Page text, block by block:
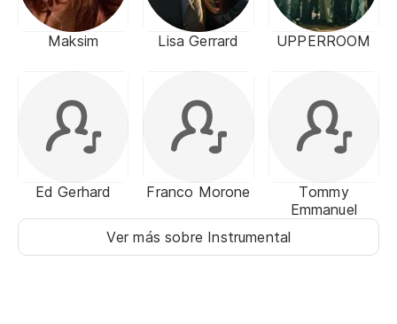
Maksim Lisa Gerrard UPPERROOM
Ed Gerhard Franco Morone
Tommy
Emmanuel
Ver más sobre Instrumental